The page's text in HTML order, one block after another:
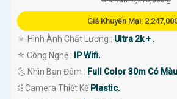
Giá Khuyến Mại:
🔅 Hình Ành Chất Lượng : Ultra 2k + .
⚜️ Công Nghệ :
IP Wifi.
🌜 Nhìn Ban Đêm : Full Color 30m Có
⛓ Camera Thiết Kế Plastic.